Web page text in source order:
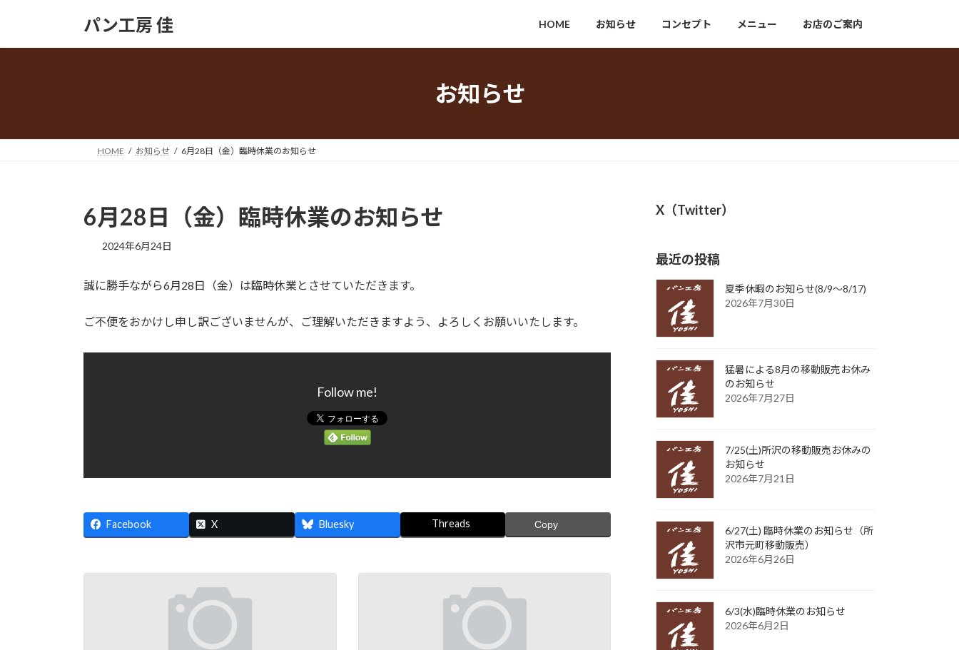
パン工房 佳 HOME お知らせ コンセプト メニュー お店のご案内
お知らせ
HOME お知らせ 6月28日（金）臨時休業のお知らせ
6月28日（金）臨時休業のお知らせ
2024年6月24日
誠に勝手ながら6月28日（金）は臨時休業とさせていただきます。
ご不便をおかけし申し訳ございませんが、ご理解いただきますよう、よろしくお願いいたします。
Follow me!
Facebook X Bluesky Threads Copy
X（Twitter）
最近の投稿
夏季休暇のお知らせ(8/9〜8/17)
2026年7月30日
猛暑による8月の移動販売お休み
のお知らせ
2026年7月27日
7/25(土)所沢の移動販売お休みの
お知らせ
2026年7月21日
6/27(土) 臨時休業のお知らせ（所
沢市元町移動販売）
2026年6月26日
6/3(水)臨時休業のお知らせ
2026年6月2日